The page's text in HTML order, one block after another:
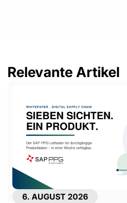
Relevante Artikel
6. AUGUST 2026